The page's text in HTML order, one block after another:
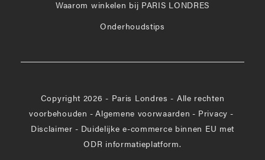
Waarom winkelen bij PARIS LONDRES
Onderhoudstips
Copyright 2026 - Paris Londres - Alle rechten
voorbehouden - Algemene voorwaarden - Privacy -
Disclaimer - Duidelijke e-commerce binnen EU met
ODR informatieplatform.